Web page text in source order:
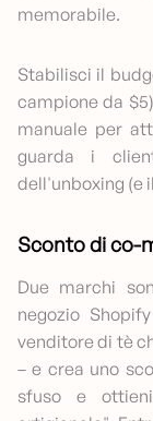
memorabile.
Stabilisci il
campione da
manuale per
guarda i
dell'unboxing (e
Sconto di co-
Due marchi
negozio
venditore di tè
– e crea uno
sfuso e